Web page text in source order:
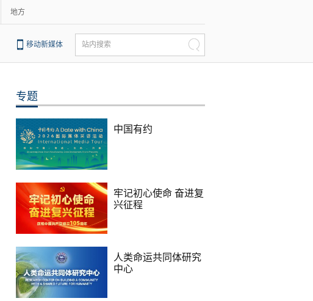
地方
移动新媒体 站内搜索
专题
中国有约
牢记初心使命 奋进复
兴征程
人类命运共同体研究
中心